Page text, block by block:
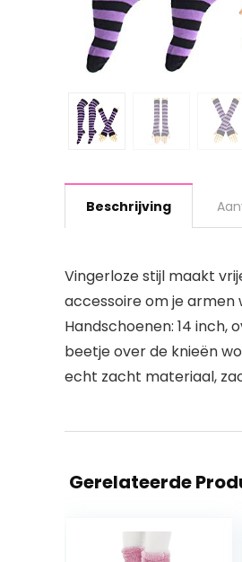
Beschrijving
Vingerloze stijl maakt
accessoire om je armen
Handschoenen: 14 inch,
beetje over de knieën
echt zacht materiaal,
Gerelateerde